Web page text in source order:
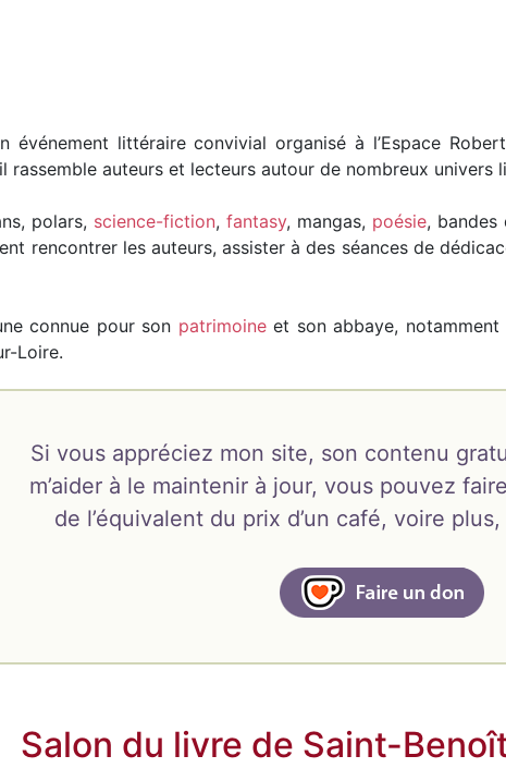
littéraire convivial organisé à l’Espace
auteurs et lecteurs autour de nombreux univers
polars, science-fiction, fantasy, mangas, poésie, bandes
rencontrer les auteurs, assister à des séances de
connue pour son patrimoineet son abbaye, notamment
Loire.
Si vous appréciez mon site, son contenu
m’aider à le maintenir à jour, vous pouvez
de l’équivalent du prix d’un café, voire
Salon du livre de Saint-